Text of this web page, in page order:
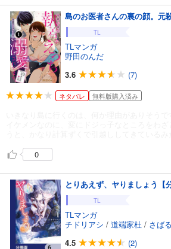
TL
TLマンガ
野田のんだ
3.6
(7)
ネタバレ 無料版購入済み
0
とりあえず、ヤりましょう
TL
TLマンガ
チドリアシ / 道端家杜 / さば
4.5
(2)